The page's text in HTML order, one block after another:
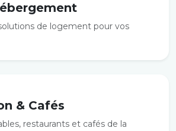
de logement pour vos
& Cafés
restaurants et cafés de la